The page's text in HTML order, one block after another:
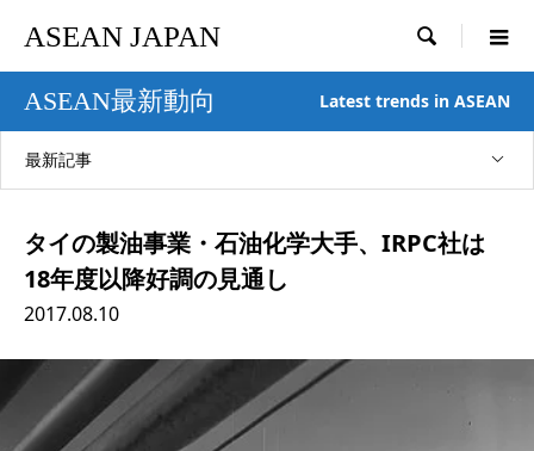
ASEAN JAPAN 
ASEAN最新動向 Latest trends in ASEAN
最新記事
タイの製油事業・石油化学大手、IRPC社は
18年度以降好調の見通し
2017.08.10